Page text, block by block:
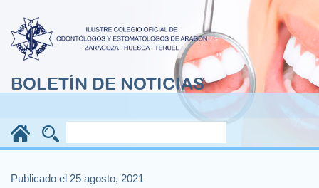
BOLETÍN DE NOTICIAS
Publicado el 25 agosto, 2021